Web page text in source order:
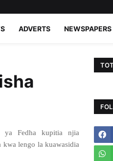
ADVERTS NEWSPAPERS
ya Fedha kupitia njia
lengo la kuawasidia